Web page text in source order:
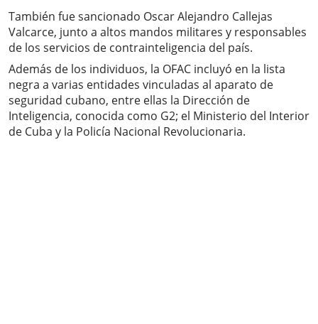
También fue sancionado Oscar Alejandro Callejas
Valcarce, junto a altos mandos militares y responsables
de los servicios de contrainteligencia del país.
Además de los individuos, la OFAC incluyó en la lista
negra a varias entidades vinculadas al aparato de
seguridad cubano, entre ellas la Dirección de
Inteligencia, conocida como G2; el Ministerio del Interior
de Cuba y la Policía Nacional Revolucionaria.